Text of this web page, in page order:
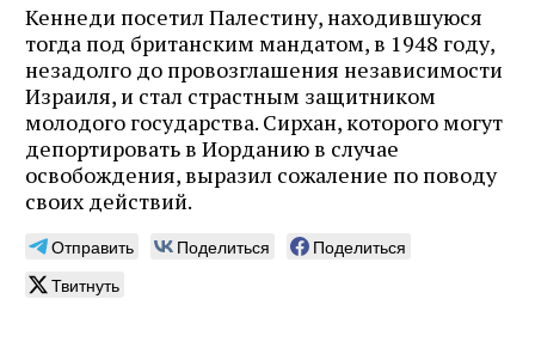
Кеннеди посетил Палестину, находившуюся
тогда под британским мандатом, в 1948 году,
незадолго до провозглашения независимости
Израиля, и стал страстным защитником
молодого государства. Сирхан, которого могут
депортировать в Иорданию в случае
освобождения, выразил сожаление по поводу
своих действий.
Отправить Поделиться
Поделиться
Твитнуть